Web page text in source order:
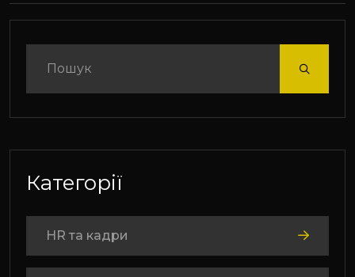
Категорії
HR та кадри